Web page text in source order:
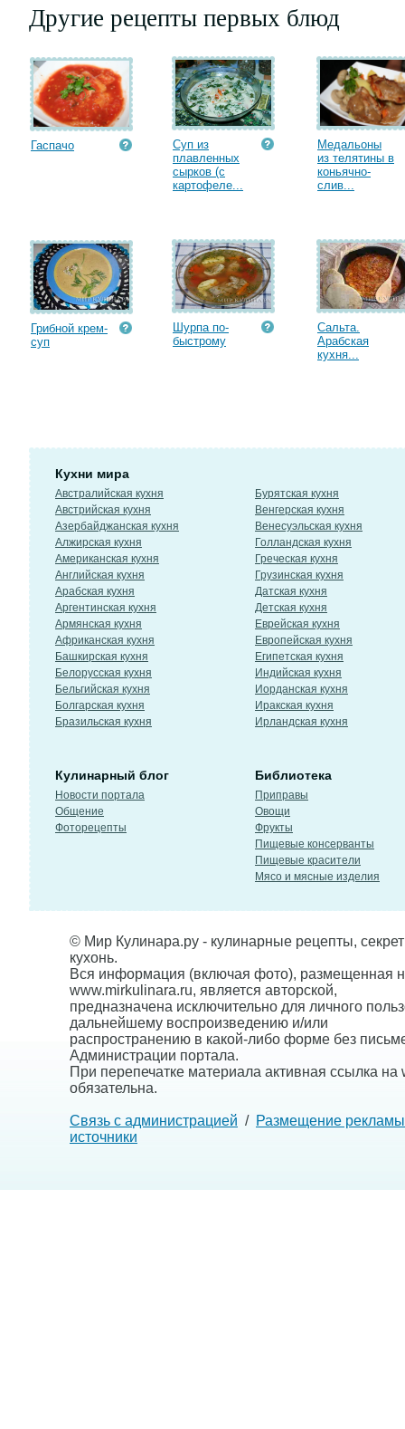
Другие рецепты первых блюд
Гаспачо
Суп из
плавленных
сырков (с
картофеле...
Медальоны
из телятины в
коньячно-
слив...
Грибной крем-
суп
Шурпа по-
быстрому
Сальта.
Арабская
кухня...
Кухни мира
Австралийская кухня
Австрийская кухня
Азербайджанская кухня
Алжирская кухня
Американская кухня
Английская кухня
Арабская кухня
Аргентинская кухня
Армянская кухня
Африканская кухня
Башкирская кухня
Белорусская кухня
Бельгийская кухня
Болгарская кухня
Бразильская кухня
Бурятская кухня
Венгерская кухня
Венесуэльская кухня
Голландская кухня
Греческая кухня
Грузинская кухня
Датская кухня
Детская кухня
Еврейская кухня
Европейская кухня
Египетская кухня
Индийская кухня
Иорданская кухня
Иракская кухня
Ирландская кухня
Кулинарный блог
Новости портала
Общение
Фоторецепты
Библиотека
Приправы
Овощи
Фрукты
Пищевые консерванты
Пищевые красители
Мясо и мясные изделия
© Мир Кулинара.ру - кулинарные рецепты,
кухонь.
Вся информация (включая фото), размещенная
www.mirkulinara.ru, является авторской,
предназначена исключительно для личного
дальнейшему воспроизведению и/или
распространению в какой-либо форме без
Администрации портала.
При перепечатке материала активная ссылка на
обязательна.
Связь с администрацией / Размещение рекламы
источники